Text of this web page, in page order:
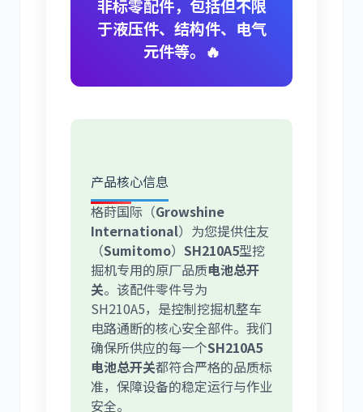
尼桑 依维柯
非标零配件，包括但不限
于液压件、结构件、电气
元件等。🔥
产品核心信息
格莳国际（Growshine
International）为您提供住友
（Sumitomo） SH210A5型挖
掘机专用的原厂品质电池总开
关。该配件零件号为
SH210A5，是控制挖掘机整车
电路通断的核心安全部件。我们
确保所供应的每一个SH210A5
电池总开关都符合严格的品质标
准，保障设备的稳定运行与作业
安全。